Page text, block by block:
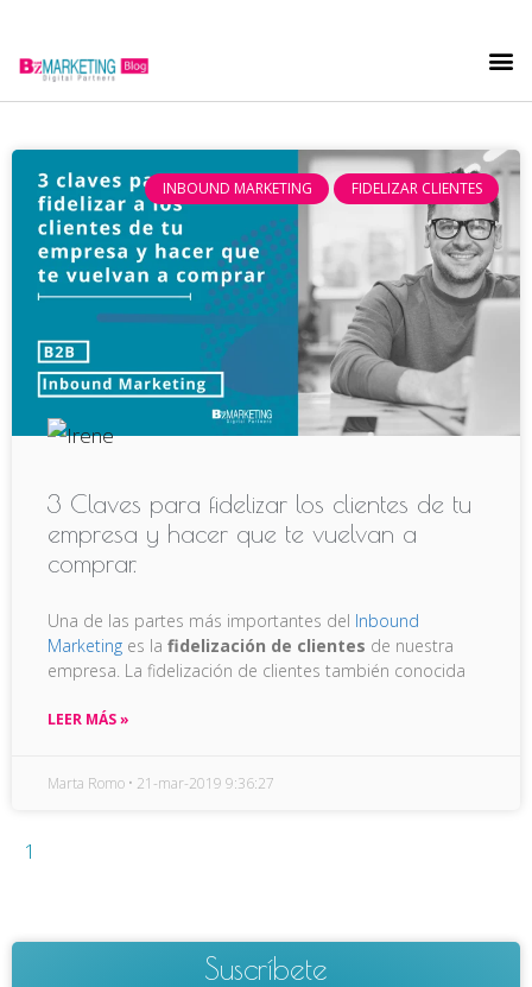
INBOUND MARKETING FIDELIZAR CLIENTES
3 Claves para fidelizar los clientes de tu
empresa y hacer que te vuelvan a
comprar.
Una de las partes más importantes del Inbound
Marketing es la fidelización de clientes de nuestra
empresa. La fidelización de clientes también conocida
LEER MÁS »
Marta Romo 21-mar-2019 9:36:27
1
Suscríbete